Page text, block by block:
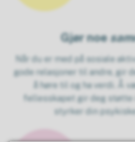
Gjør noe
Når du er med på sosiale
gode relasjoner til andre, gir
å høre til og ha verdi. Å
fellesskapet gir deg støtte
styrker din